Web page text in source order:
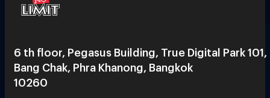
6 th floor, Pegasus Building, True Digital Park 101,
Bang Chak, Phra Khanong, Bangkok
10260